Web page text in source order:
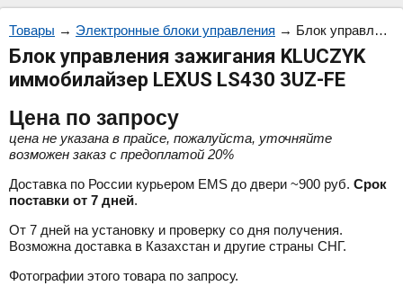
Товары → Электронные блоки управления → Блок управления зажигания KLUCZYK иммобилайзер LEXUS LS430 3UZ-FE
Блок управления зажигания KLUCZYK
иммобилайзер LEXUS LS430 3UZ-FE
Цена по запросу
цена не указана в прайсе, пожалуйста, уточняйте
возможен заказ с предоплатой 20%
Доставка по России курьером EMS до двери ~900 руб. Срок
поставки от 7 дней.
От 7 дней на установку и проверку со дня получения.
Возможна доставка в Казахстан и другие страны СНГ.
Фотографии этого товара по запросу.